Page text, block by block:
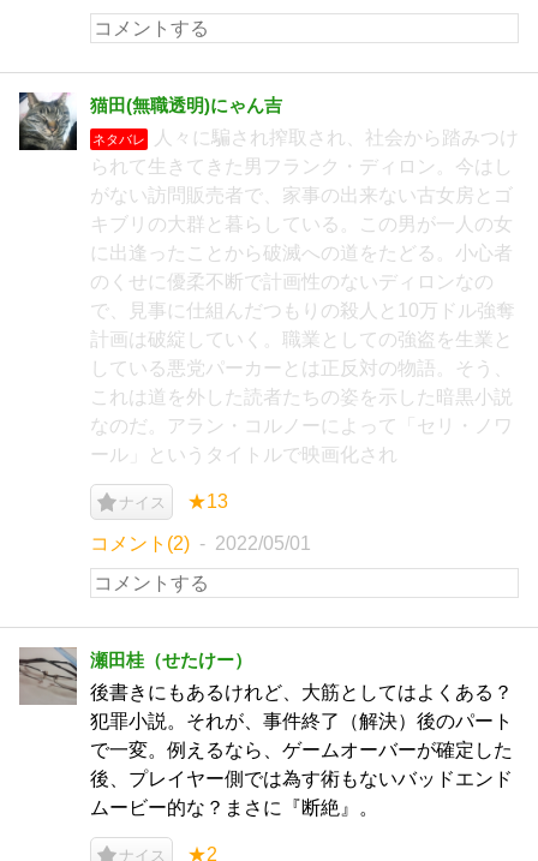
猫田(無職透明)にゃん吉
ネタバレ
人々に騙され搾取され、社会から踏みつけ
られて生きてきた男フランク・ディロン。今はし
がない訪問販売者で、家事の出来ない古女房とゴ
キブリの大群と暮らしている。この男が一人の女
に出逢ったことから破滅への道をたどる。小心者
のくせに優柔不断で計画性のないディロンなの
で、見事に仕組んだつもりの殺人と10万ドル強奪
計画は破綻していく。職業としての強盗を生業と
している悪党パーカーとは正反対の物語。そう、
これは道を外した読者たちの姿を示した暗黒小説
なのだ。アラン・コルノーによって「セリ・ノワ
ール」というタイトルで映画化され
ナイス ★13
コメント(2) 2022/05/01
瀬田桂（せたけー）
後書きにもあるけれど、大筋としてはよくある？
犯罪小説。それが、事件終了（解決）後のパート
で一変。例えるなら、ゲームオーバーが確定した
後、プレイヤー側では為す術もないバッドエンド
ムービー的な？まさに『断絶』。
ナイス ★2